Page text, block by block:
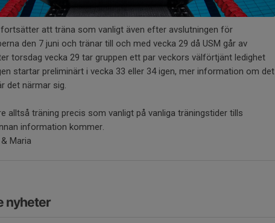
att träna som vanligt även efter avslutningen för
den 7 juni och tränar till och med vecka 29 då USM går av
torsdag vecka 29 tar gruppen ett par veckors välförtjänt ledighet
startar preliminärt i vecka 33 eller 34 igen, mer information om det
det närmar sig.
alltså träning precis som vanligt på vanliga träningstider tills
information kommer.
Maria
nyheter